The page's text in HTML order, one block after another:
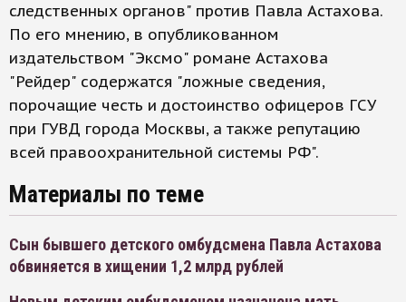
следственных органов" против Павла Астахова.
По его мнению, в опубликованном
издательством "Эксмо" романе Астахова
"Рейдер" содержатся "ложные сведения,
порочащие честь и достоинство офицеров ГСУ
при ГУВД города Москвы, а также репутацию
всей правоохранительной системы РФ".
Материалы по теме
Сын бывшего детского омбудсмена Павла Астахова
обвиняется в хищении 1,2 млрд рублей